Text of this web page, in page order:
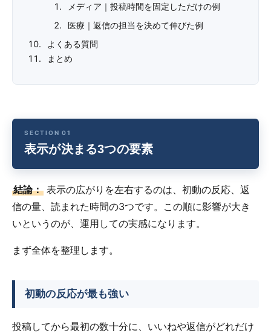
メディア｜投稿時間を固定しただけの例
医療｜返信の担当を決めて伸びた例
よくある質問
まとめ
表示が決まる3つの要素
結論： 表示の広がりを左右するのは、初動の反応、返
信の量、読まれた時間の3つです。この順に影響が大き
いというのが、運用しての実感になります。
まず全体を整理します。
初動の反応が最も強い
投稿してから最初の数十分に、いいねや返信がどれだけ